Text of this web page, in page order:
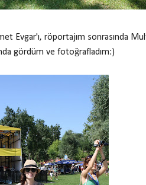
Evgar'ı, röportajım sonrasında
gördüm ve fotoğrafladım:)